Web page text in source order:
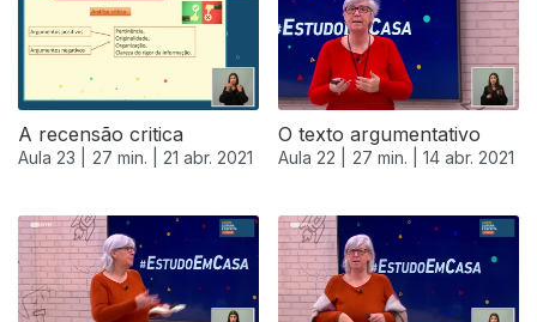
A recensão critica
Aula 23 | 27 min. | 21 abr. 2021
O texto argumentativo
Aula 22 | 27 min. | 14 abr. 2021